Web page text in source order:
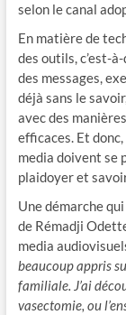
selon le canal
En matière de
des outils, c’est-
des messages,
déjà sans le
avec des
efficaces. Et
media doivent se
plaidoyer et
Une démarche
de Rémadji
media
beaucoup appris
familiale. J’ai
vasectomie, ou